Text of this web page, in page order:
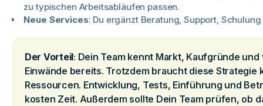
zu typischen Arbeitsabläufen passen.
Neue Services: Du ergänzt Beratung, Support,
Der Vorteil: Dein Team kennt Markt, Kaufgründe und
Einwände bereits. Trotzdem braucht diese Strategie
Ressourcen. Entwicklung, Tests, Einführung und
kosten Zeit. Außerdem sollte Dein Team prüfen, ob